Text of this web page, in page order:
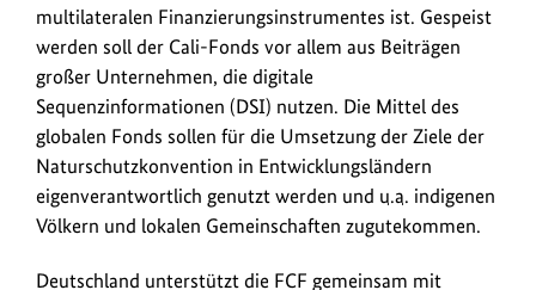
multilateralen Finanzierungsinstrumentes ist. Gespeist
werden soll der Cali-Fonds vor allem aus Beiträgen
großer Unternehmen, die digitale
Sequenzinformationen (DSI) nutzen. Die Mittel des
globalen Fonds sollen für die Umsetzung der Ziele der
Naturschutzkonvention in Entwicklungsländern
eigenverantwortlich genutzt werden und u.a. indigenen
Völkern und lokalen Gemeinschaften zugutekommen.
Deutschland unterstützt die FCF gemeinsam mit